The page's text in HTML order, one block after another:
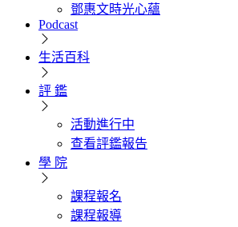
鄧惠文時光心蘊
Podcast
生活百科
評 鑑
活動進行中
查看評鑑報告
學 院
課程報名
課程報導